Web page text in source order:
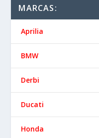
MARCAS:
Aprilia
BMW
Derbi
Ducati
Honda